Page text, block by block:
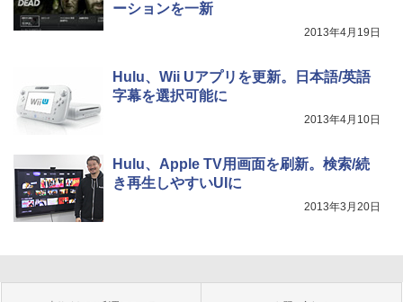
ーションを一新
2013年4月19日
Hulu、Wii Uアプリを更新。日本語/英語
字幕を選択可能に
2013年4月10日
Hulu、Apple TV用画面を刷新。検索/続
き再生しやすいUIに
2013年3月20日